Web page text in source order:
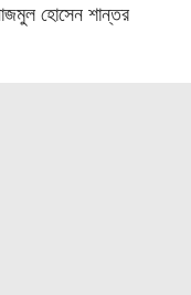
হোসেন শান্তর